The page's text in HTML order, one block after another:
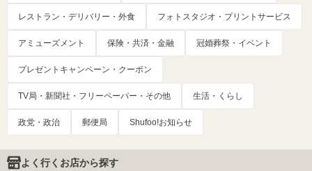
レストラン・デリバリー・外食 フォトスタジオ・プリントサービス
アミューズメント 保険・共済・金融 冠婚葬祭・イベント
プレゼントキャンペーン・クーポン
TV局・新聞社・フリーペーパー・その他 生活・くらし
政党・政治 郵便局 Shufoo!お知らせ
よく行くお店から探す